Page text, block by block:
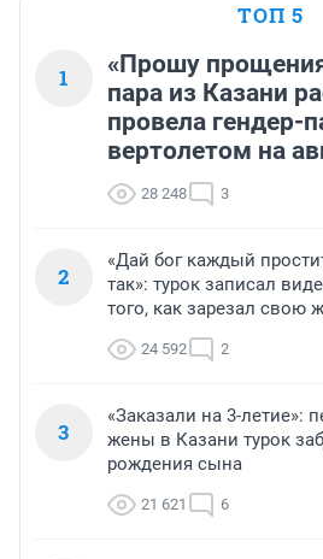
ТОП 5
1
«Прошу
пара из Казани
провела гендер-
вертолетом на
28 248 3
2
«Дай бог каждый
так»: турок записал
того, как зарезал свою
24 592 2
3
«Заказали на 3-летие»:
жены в Казани турок
рождения сына
21 621 6